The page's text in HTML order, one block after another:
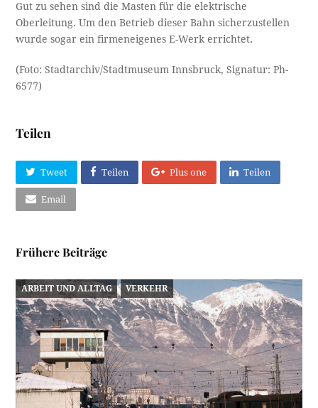
Gut zu sehen sind die Masten für die elektrische
Oberleitung. Um den Betrieb dieser Bahn sicherzustellen
wurde sogar ein firmeneigenes E-Werk errichtet.
(Foto: Stadtarchiv/Stadtmuseum Innsbruck, Signatur: Ph-
6577)
Teilen
Tweet Teilen Plus one Teilen
Email
Frühere Beiträge
ARBEIT UND ALLTAG VERKEHR